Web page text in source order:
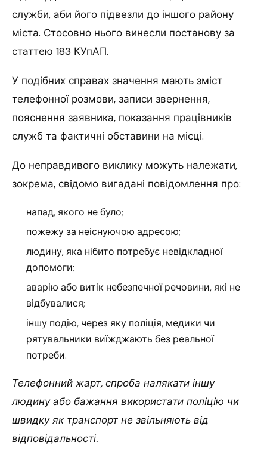
служби, аби його підвезли до іншого району
міста. Стосовно нього винесли постанову за
статтею 183 КУпАП.
У подібних справах значення мають зміст
телефонної розмови, записи звернення,
пояснення заявника, показання працівників
служб та фактичні обставини на місці.
До неправдивого виклику можуть належати,
зокрема, свідомо вигадані повідомлення про:
напад, якого не було;
пожежу за неіснуючою адресою;
людину, яка нібито потребує невідкладної
допомоги;
аварію або витік небезпечної речовини, які не
відбувалися;
іншу подію, через яку поліція, медики чи
рятувальники виїжджають без реальної
потреби.
Телефонний жарт, спроба налякати іншу
людину або бажання використати поліцію чи
швидку як транспорт не звільняють від
відповідальності.